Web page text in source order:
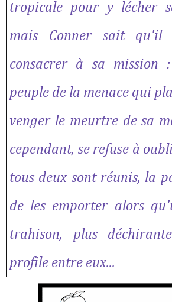
tropicale pour y lécher
mais Conner sait
consacrer à sa mission
peuple de la menace qui
venger le meurtre de sa
cependant, se refuse à
tous deux sont réunis, la
de les emporter alors
trahison, plus
profile entre eux...